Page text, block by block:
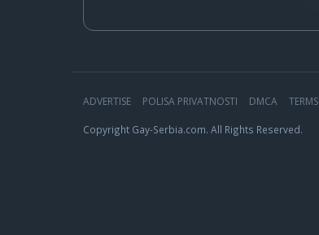
ADVERTISE POLISA PRIVATNOSTI DMCA TERMS
Copyright Gay-Serbia.com. All Rights Reserved.